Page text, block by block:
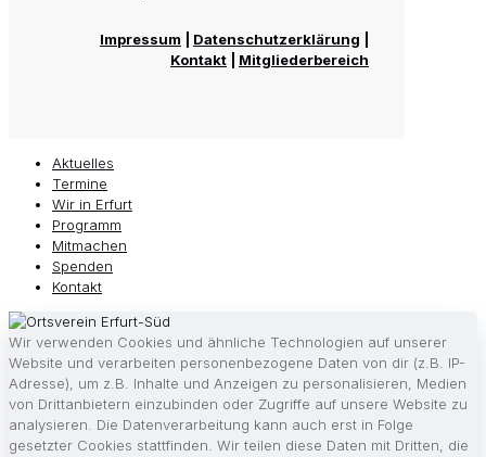
Impressum Datenschutzerklärung
Kontakt
Mitgliederbereich
Aktuelles
Termine
Wir in Erfurt
Programm
Mitmachen
Spenden
Kontakt
Wir verwenden Cookies und ähnliche Technologien auf unserer
Website und verarbeiten personenbezogene Daten von dir (z.B. IP-
Adresse), um z.B. Inhalte und Anzeigen zu personalisieren, Medien
von Drittanbietern einzubinden oder Zugriffe auf unsere Website zu
analysieren. Die Datenverarbeitung kann auch erst in Folge
gesetzter Cookies stattfinden. Wir teilen diese Daten mit Dritten, die